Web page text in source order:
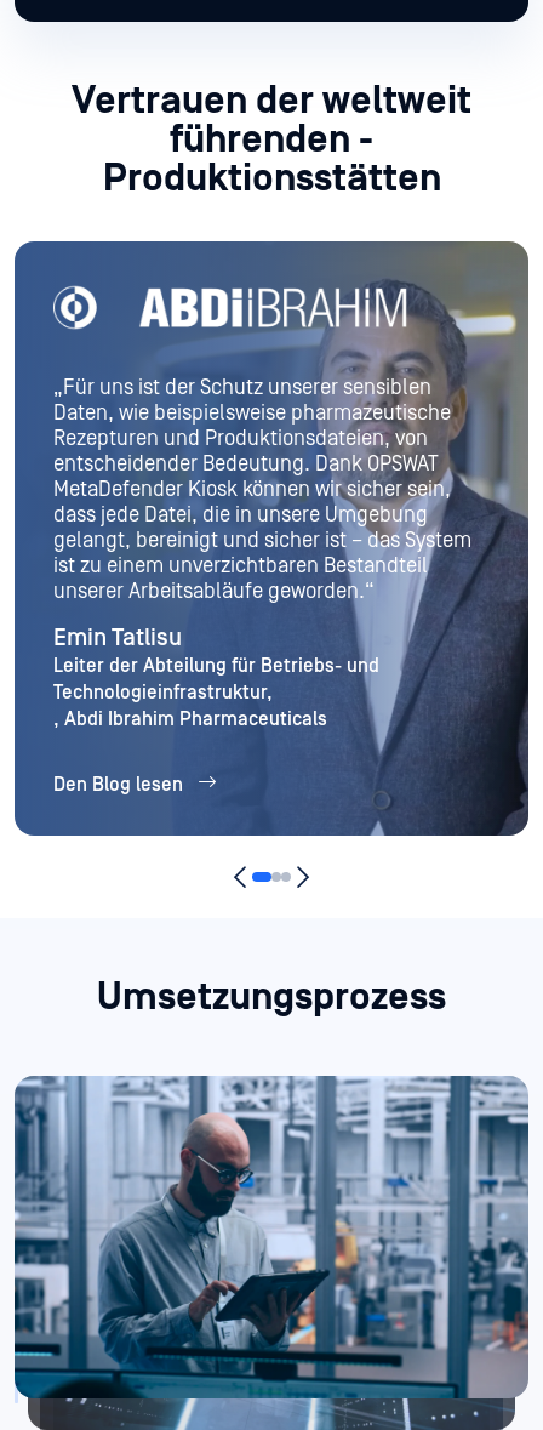
Vertrauen der weltweit
führenden -
Produktionsstätten
„Unsere alte Lösung machte uns anfällig für
neue, raffiniertere Bedrohungen und schuf
Schwachstellen in einem ohnehin schon
risikoreichen Umfeld. Außerdem hatten sie
Verständnis dafür, was in einer betrieblichen
Umgebung erforderlich ist. Die Hardware hielt
den Anforderungen in unseren eher industriell
geprägten Bereichen nicht stand.“
Cybersecurity Manager
Den Blog lesen
Umsetzungsprozess
Entdecken & Planen
Installieren und konfigurieren
Stellen Sie OPSWAT in Ihrer gesamten Umgebung bereit –
ob vor Ort, in einer isolierten Umgebung oder in der Cloud
– und integrieren Sie sie nahtlos in bestehende
Steuerungssysteme, Dateiübertragungsabläufe und die
Sicherheitsinfrastruktur, ohne den Betrieb zu
beeinträchtigen.
Testen & Validieren